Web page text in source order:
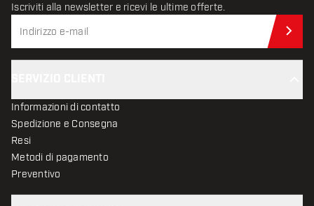
Iscriviti alla newsletter e ricevi le ultime offerte.
Informazioni di contatto
Spedizione e Consegna
Resi
Metodi di pagamento
Preventivo